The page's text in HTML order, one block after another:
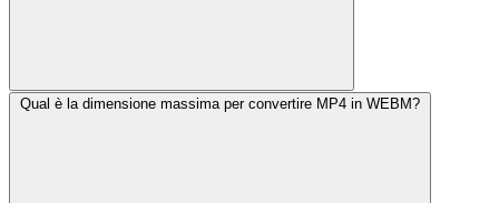
Qual è la dimensione massima per convertire MP4 in WEBM?